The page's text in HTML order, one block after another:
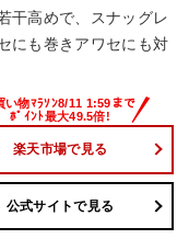
干高めで、スナッグレ
にも巻きアワセにも対
楽天市場で見る
公式サイトで見る